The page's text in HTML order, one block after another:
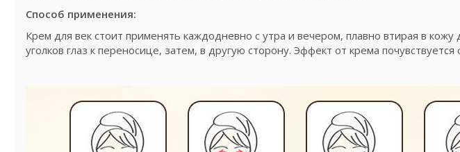
Способ применения:
Крем для век стоит применять каждодневно с утра и вечером, плавно втирая в
уголков глаз к переносице, затем, в другую сторону. Эффект от крема почувствуется